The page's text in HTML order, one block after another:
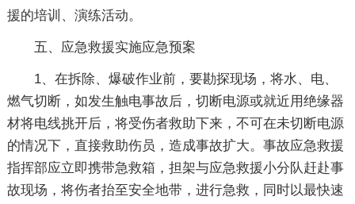
援的培训、演练活动。
五、应急救援实施应急预案
1、在拆除、爆破作业前，要勘探现场，将水、电、
燃气切断，如发生触电事故后，切断电源或就近用绝缘器
材将电线挑开后，将受伤者救助下来，不可在未切断电源
的情况下，直接救助伤员，造成事故扩大。事故应急救援
指挥部应立即携带急救箱，担架与应急救援小分队赶赴事
故现场，将伤者抬至安全地带，进行急救，同时以最快速